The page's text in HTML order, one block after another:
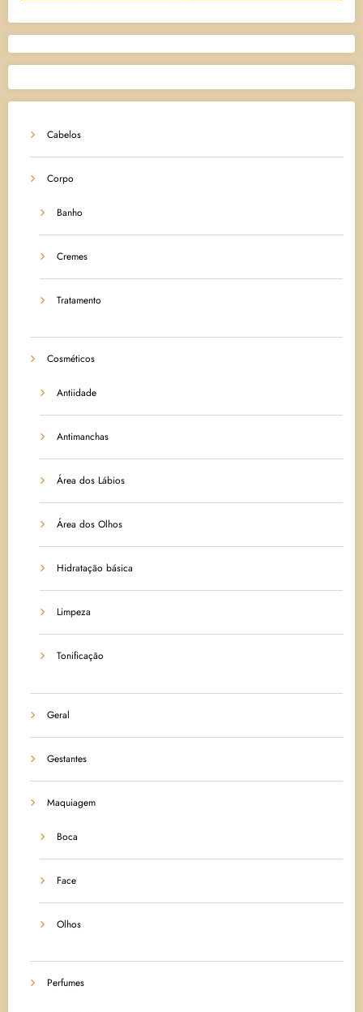
Cabelos
Corpo
Banho
Cremes
Tratamento
Cosméticos
Antiidade
Antimanchas
Área dos Lábios
Área dos Olhos
Hidratação básica
Limpeza
Tonificação
Geral
Gestantes
Maquiagem
Boca
Face
Olhos
Perfumes